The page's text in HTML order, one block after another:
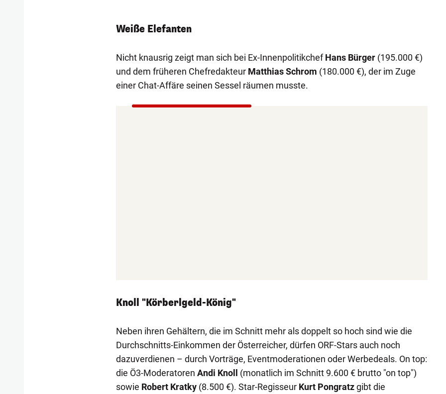
Weiße Elefanten
Nicht knausrig zeigt man sich bei Ex-InnenpolitikchefHans Bürger(195.000 €)
und dem früheren Chefredakteur Matthias Schrom (180.000 €), der im Zuge
einer Chat-Affäre seinen Sessel räumen musste.
Knoll "Körberlgeld-König"
Neben ihren Gehältern, die im Schnitt mehr als doppelt so hoch sind wie die
Durchschnitts-Einkommen der Österreicher, dürfen ORF-Stars auch noch
dazuverdienen – durch Vorträge, Eventmoderationen oder Werbedeals. On top:
die Ö3-Moderatoren Andi Knoll
(monatlich im Schnitt 9.600 € brutto "on top")
sowie Robert Kratky(8.500 €). Star-Regisseur Kurt Pongratzgibt die